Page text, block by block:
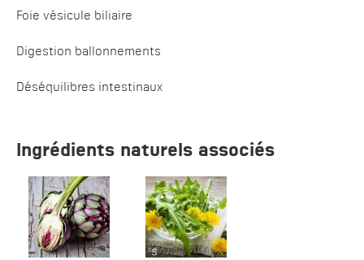
Foie vésicule biliaire
Digestion ballonnements
Déséquilibres intestinaux
Ingrédients naturels associés